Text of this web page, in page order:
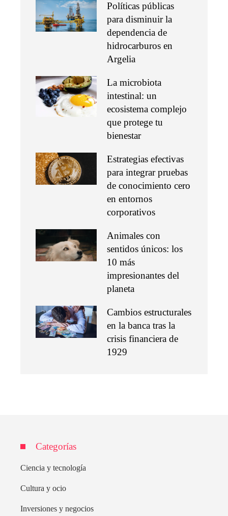
Políticas públicas
para disminuir la
dependencia de
hidrocarburos en
Argelia
La microbiota
intestinal: un
ecosistema complejo
que protege tu
bienestar
Estrategias efectivas
para integrar pruebas
de conocimiento cero
en entornos
corporativos
Animales con
sentidos únicos: los
10 más
impresionantes del
planeta
Cambios estructurales
en la banca tras la
crisis financiera de
1929
Categorías
Ciencia y tecnología
Cultura y ocio
Inversiones y negocios